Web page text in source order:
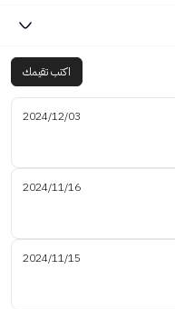
اكتب تقيمك
2024/12/03
2024/11/16
2024/11/15